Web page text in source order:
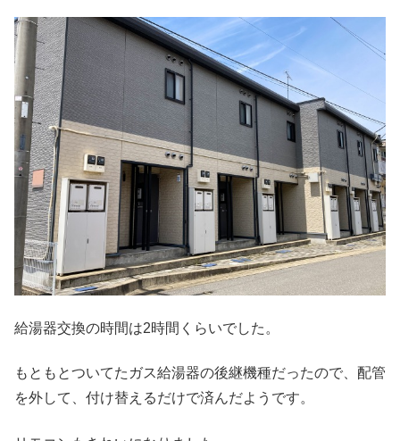
給湯器交換の時間は2時間くらいでした。
もともとついてたガス給湯器の後継機種だったので、配管
を外して、付け替えるだけで済んだようです。